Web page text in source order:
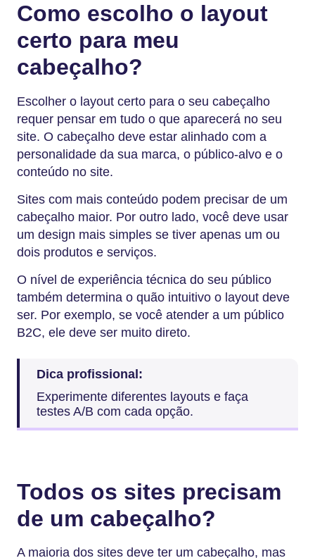
Como escolho o layout
certo para meu
cabeçalho?
Escolher o layout certo para o seu cabeçalho
requer pensar em tudo o que aparecerá no seu
site. O cabeçalho deve estar alinhado com a
personalidade da sua marca, o público-alvo e o
conteúdo no site.
Sites com mais conteúdo podem precisar de um
cabeçalho maior. Por outro lado, você deve usar
um design mais simples se tiver apenas um ou
dois produtos e serviços.
O nível de experiência técnica do seu público
também determina o quão intuitivo o layout deve
ser. Por exemplo, se você atender a um público
B2C, ele deve ser muito direto.
Dica profissional:
Experimente diferentes layouts e faça
testes A/B com cada opção.
Todos os sites precisam
de um cabeçalho?
A maioria dos sites deve ter um cabeçalho, mas